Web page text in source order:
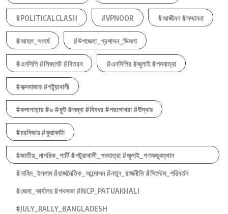
#POLITICALCLASH #VPNOOR #আজীবন #সম্মাননা
#আহত_সংঘর্ষ #উপজেলা_প্রশাসন_ডিমলা
#এনসিপি #লিফলেট #বিতরন #এনসিপির #জুলাই #পদযাত্রা
#কক্সবাজার #পটুয়াখালী
#কলাপাড়ায় #৬ #ফুট #লম্বা #বিষধর #পদ্মগোখরা #উদ্ধার
#চরবিজায় #কুয়াকাটা
#জাতীয়_নাগরিক_পার্টি #পটুয়াখালী_পদযাত্রা #জুলাই_গণঅভ্যুত্থান
#নাহিদ_ইসলাম #রাজনৈতিক_আন্দোলন #নতুন_রাজনীতি #সিস্টেম_পরিবর্তন
#জেলা_কার্যালয় #পথসভা #NCP_PATUAKHALI
#JULY_RALLY_BANGLADESH